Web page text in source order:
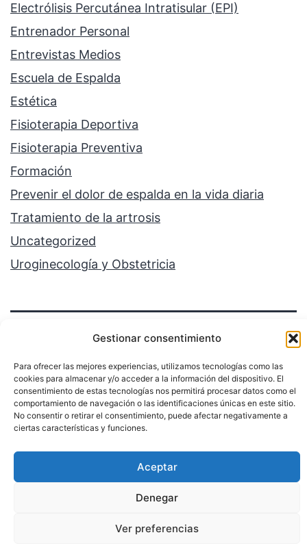
Gestionar consentimiento
Para ofrecer las mejores experiencias, utilizamos tecnologías como las
cookies para almacenar y/o acceder a la información del dispositivo. El
consentimiento de estas tecnologías nos permitirá procesar datos como el
comportamiento de navegación o las identificaciones únicas en este sitio.
No consentir o retirar el consentimiento, puede afectar negativamente a
ciertas características y funciones.
Aceptar
Denegar
Ver preferencias
Electrólisis Percutánea Intratisular (EPI)
Entrenador Personal
Entrevistas Medios
Escuela de Espalda
Estética
Fisioterapia Deportiva
Fisioterapia Preventiva
Formación
Prevenir el dolor de espalda en la vida diaria
Tratamiento de la artrosis
Uncategorized
Uroginecología y Obstetricia
Política de privacidad
Funciona gracias aWordPress